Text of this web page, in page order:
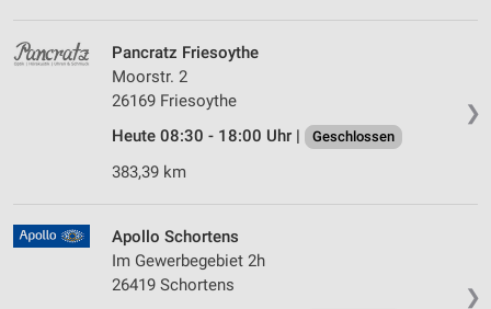
❯
Pancratz Friesoythe
Moorstr. 2
26169 Friesoythe
Heute 08:30 - 18:00 Uhr |
Geschlossen
383,39 km
❯
Apollo Schortens
Im Gewerbegebiet 2h
26419 Schortens